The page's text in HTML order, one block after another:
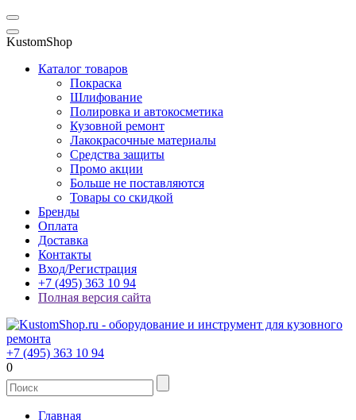
KustomShop
Каталог товаров
Покраска
Шлифование
Полировка и автокосметика
Кузовной ремонт
Лакокрасочные материалы
Средства защиты
Промо акции
Больше не поставляются
Товары со скидкой
Бренды
Оплата
Доставка
Контакты
Вход/Регистрация
+7 (495) 363 10 94
Полная версия сайта
+7 (495) 363 10 94
0
Главная